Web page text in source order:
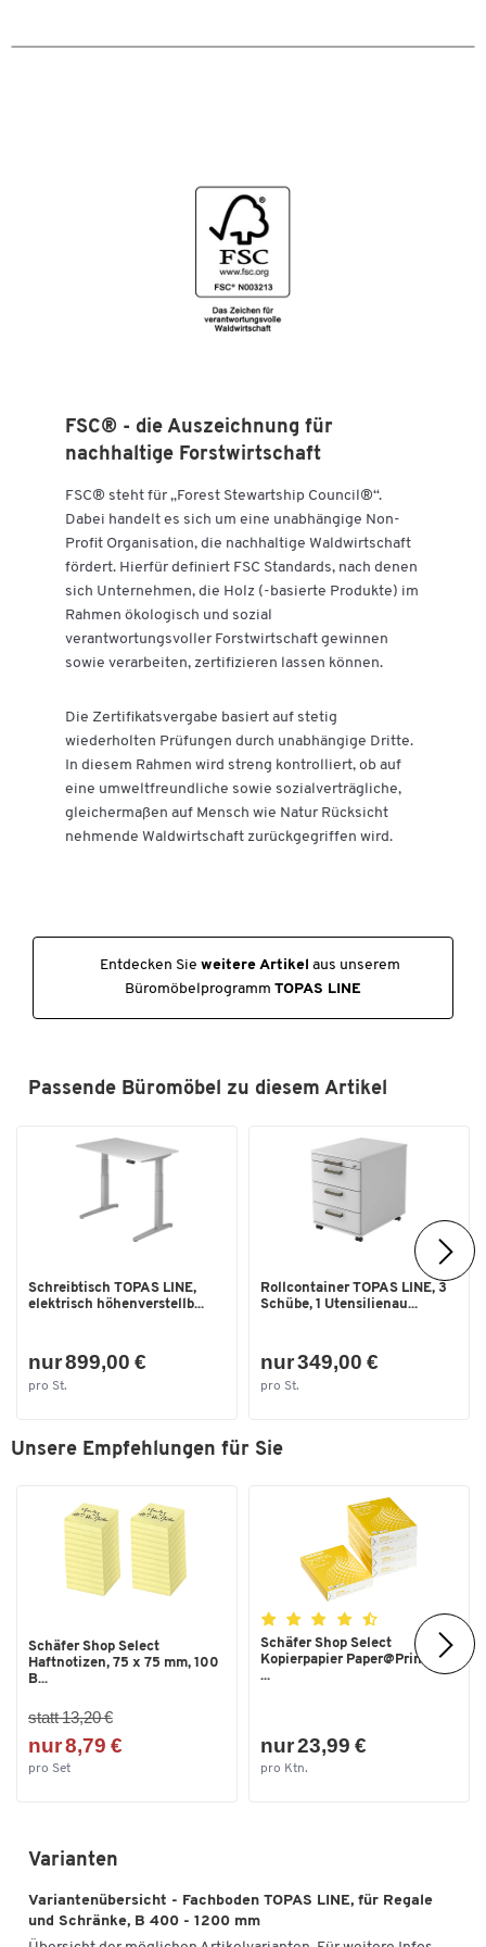
FSC® - die Auszeichnung für
nachhaltige Forstwirtschaft
FSC® steht für „Forest Stewartship Council®“.
Dabei handelt es sich um eine unabhängige Non-
Profit Organisation, die nachhaltige Waldwirtschaft
fördert. Hierfür definiert FSC Standards, nach denen
sich Unternehmen, die Holz (-basierte Produkte) im
Rahmen ökologisch und sozial
verantwortungsvoller Forstwirtschaft gewinnen
sowie verarbeiten, zertifizieren lassen können.
Die Zertifikatsvergabe basiert auf stetig
wiederholten Prüfungen durch unabhängige Dritte.
In diesem Rahmen wird streng kontrolliert, ob auf
eine umweltfreundliche sowie sozialverträgliche,
gleichermaßen auf Mensch wie Natur Rücksicht
nehmende Waldwirtschaft zurückgegriffen wird.
Entdecken Sie weitere Artikel aus unserem
Büromöbelprogramm TOPAS LINE
Passende Büromöbel zu diesem Artikel
Schreibtisch TOPAS LINE,
elektrisch höhenverstellb...
nur 899,00 €
pro St.
Rollcontainer TOPAS LINE, 3
Schübe, 1 Utensilienau...
nur 349,00 €
pro St.
Unsere Empfehlungen für Sie
Schäfer Shop Select
Haftnotizen, 75 x 75 mm, 100
B...
statt 13,20 €
nur 8,79 €
pro Set
Schäfer Shop Select
Kopierpapier Paper@Print, DIN
...
nur 23,99 €
pro Ktn.
Varianten
Variantenübersicht - Fachboden TOPAS LINE, für Regale
und Schränke, B 400 - 1200 mm
Zum Zoomen doppeltippen